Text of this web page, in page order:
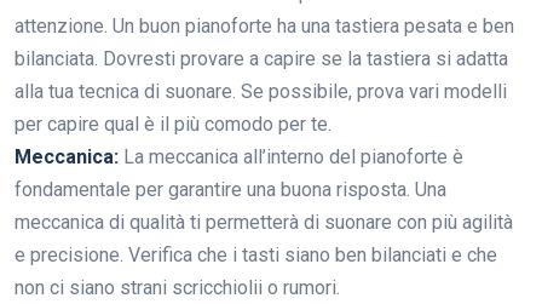
attenzione. Un buon pianoforte ha una tastiera pesata e ben
bilanciata. Dovresti provare a capire se la tastiera si adatta
alla tua tecnica di suonare. Se possibile, prova vari modelli
per capire qual è il più comodo per te.
Meccanica: La meccanica all’interno del pianoforte è
fondamentale per garantire una buona risposta. Una
meccanica di qualità ti permetterà di suonare con più agilità
e precisione. Verifica che i tasti siano ben bilanciati e che
non ci siano strani scricchiolii o rumori.